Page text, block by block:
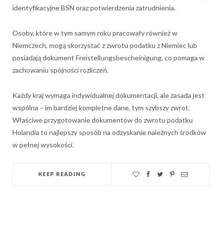
identyfikacyjne BSN oraz potwierdzenia zatrudnienia.
Osoby, które w tym samym roku pracowały również w
Niemczech, mogą skorzystać z zwrotu podatku z Niemiec lub
posiadają dokument Freistellungsbescheinigung, co pomaga w
zachowaniu spójności rozliczeń.
Każdy kraj wymaga indywidualnej dokumentacji, ale zasada jest
wspólna – im bardziej kompletne dane, tym szybszy zwrot.
Właściwe przygotowanie dokumentów do zwrotu podatku
Holandia to najlepszy sposób na odzyskanie należnych środków
w pełnej wysokości.
KEEP READING